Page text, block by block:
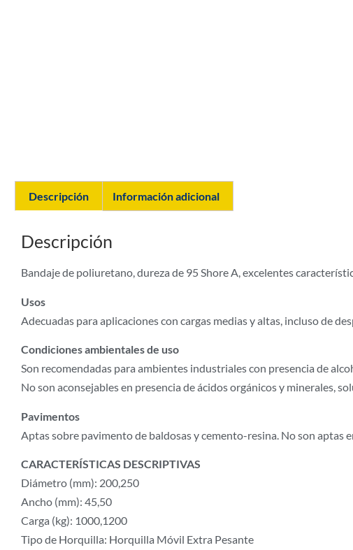
Descripción Información adicional
Descripción
Bandaje de poliuretano, dureza de 95 Shore A, excelentes
Usos
Adecuadas para aplicaciones con cargas medias y altas, incluso de
Condiciones ambientales de uso
Son recomendadas para ambientes industriales con presencia de
No son aconsejables en presencia de ácidos orgánicos y minerales,
Pavimentos
Aptas sobre pavimento de baldosas y cemento-resina. No son aptas
CARACTERÍSTICAS DESCRIPTIVAS
Diámetro (mm): 200,250
Ancho (mm): 45,50
Carga (kg): 1000,1200
Tipo de Horquilla: Horquilla Móvil Extra Pesante